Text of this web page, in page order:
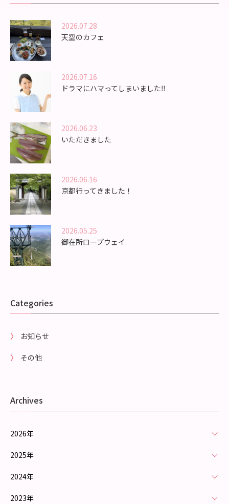
2026.07.28
天空のカフェ
2026.07.16
ドラマにハマってしまいました‼️
2026.06.23
いただきました
2026.06.16
京都行ってきました！
2026.05.25
御在所ロープウェイ
Categories
お知らせ
その他
Archives
2026年
2025年
2024年
2023年